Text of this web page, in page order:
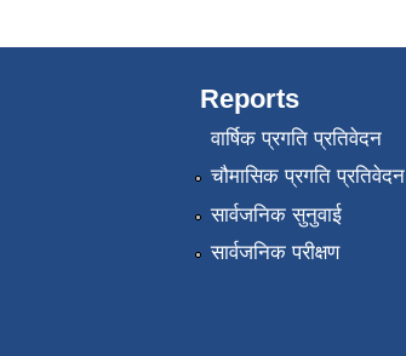
Reports
वार्षिक प्रगति प्रतिवेदन
चौमासिक प्रगति प्रतिवेदन
सार्वजनिक सुनुवाई
सार्वजनिक परीक्षण